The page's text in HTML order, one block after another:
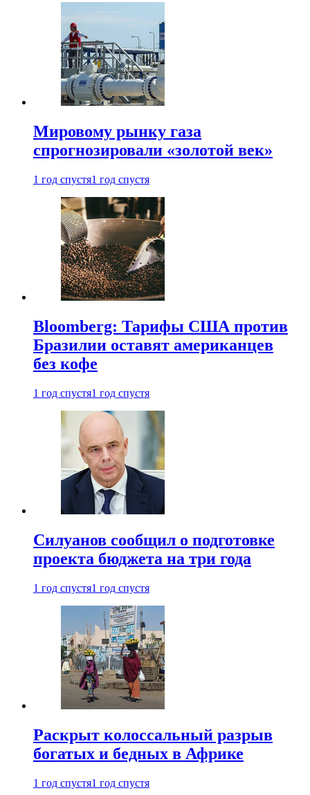
Мировому рынку газа
спрогнозировали «золотой век»
1 год спустя1 год спустя
Bloomberg: Тарифы США против
Бразилии оставят американцев
без кофе
1 год спустя1 год спустя
Силуанов сообщил о подготовке
проекта бюджета на три года
1 год спустя1 год спустя
Раскрыт колоссальный разрыв
богатых и бедных в Африке
1 год спустя1 год спустя